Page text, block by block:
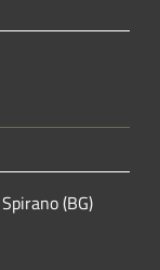
(BG)